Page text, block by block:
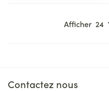
Afficher
Contactez nous